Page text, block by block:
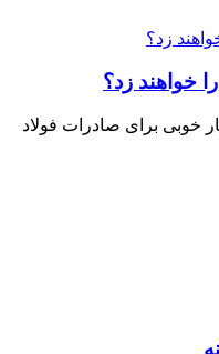
خواهند زد؟
خوبی برای صادرات فولاد